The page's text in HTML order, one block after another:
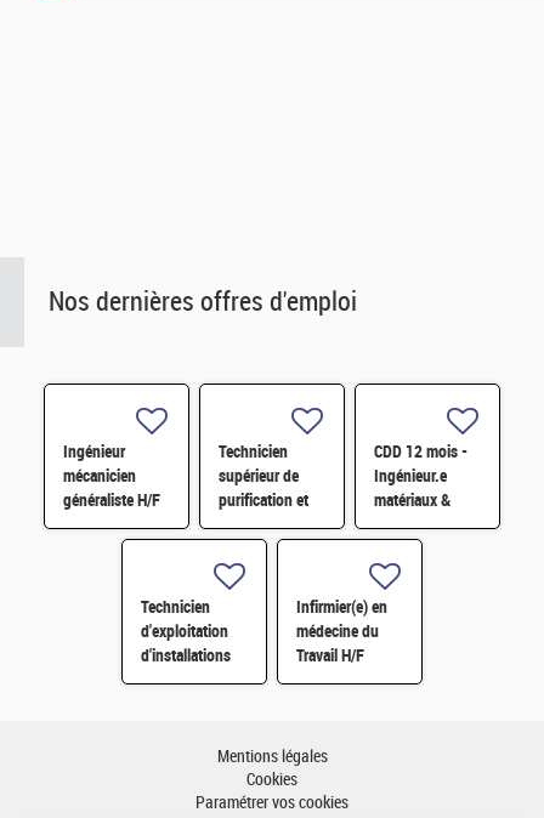
Nos dernières offres d'emploi
Ingénieur
mécanicien
généraliste H/F
Technicien
supérieur de
purification et
fabrication en
chaine blindée
H/F
CDD 12 mois -
Ingénieur.e
matériaux &
soudage H/F
Technicien
d'exploitation
d'installations
H/F
Infirmier(e) en
médecine du
Travail H/F
Mentions légales
Cookies
Paramétrer vos cookies